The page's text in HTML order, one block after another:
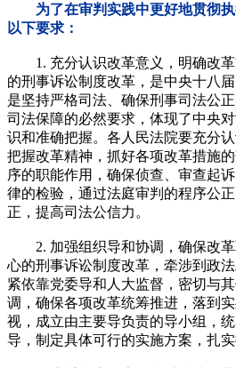
为了在审判实践中更好地贯彻
以下要求：
1. 充分认识改革意义，明确改革
的刑事诉讼制度改革，是中央十八
是坚持严格司法、确保刑事司法公
司法保障的必然要求，体现了中央
识和准确把握。各人民法院要充分
把握改革精神，抓好各项改革措施
序的职能作用，确保侦查、审查起
律的检验，通过法庭审判的程序公
正，提高司法公信力。
2. 加强组织导和协调，确保改革
心的刑事诉讼制度改革，牵涉到政
紧依靠党委导和人大监督，密切与
调，确保各项改革统筹推进，落到
视，成立由主要导负责的导小组，
导，制定具体可行的实施方案，扎